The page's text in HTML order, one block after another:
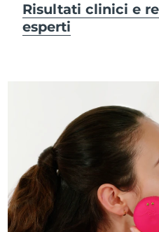
Risultati clinici e
esperti